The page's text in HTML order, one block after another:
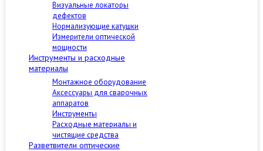
Визуальные локаторы
дефектов
Нормализующие катушки
Измерители оптической
мощности
Инструменты и расходные
материалы
Монтажное оборудование
Аксессуары для сварочных
аппаратов
Инструменты
Расходные материалы и
чистящие средства
Разветвители оптические